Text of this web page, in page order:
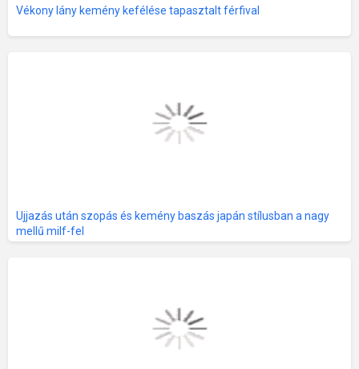
Vékony lány kemény kefélése tapasztalt férfival
Ujjazás után szopás és kemény baszás japán stílusban a nagy
mellű milf-fel